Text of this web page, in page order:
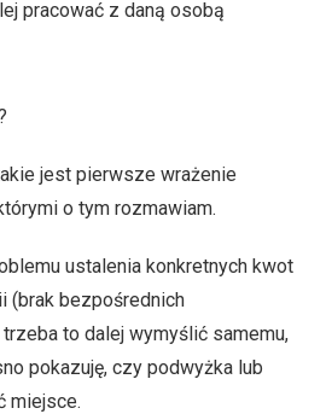
pracować z daną osobą
jest pierwsze wrażenie
o tym rozmawiam.
ustalenia konkretnych kwot
(brak bezpośrednich
to dalej wymyślić samemu,
pokazuję, czy podwyżka lub
miejsce.